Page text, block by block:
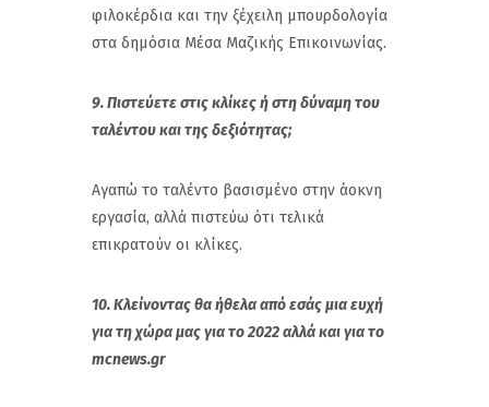
φιλοκέρδια και την ξέχειλη μπουρδολογία
στα δημόσια Μέσα Μαζικής Επικοινωνίας.
9. Πιστεύετε στις κλίκες ή στη δύναμη του
ταλέντου και της δεξιότητας;
Αγαπώ το ταλέντο βασισμένο στην άοκνη
εργασία, αλλά πιστεύω ότι τελικά
επικρατούν οι κλίκες.
10. Κλείνοντας θα ήθελα από εσάς μια ευχή
για τη χώρα μας για το 2022 αλλά και για το
mcnews.gr